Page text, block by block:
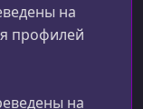
на
профилей
на